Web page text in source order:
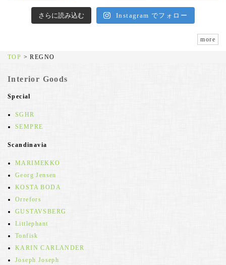
さらに読み込む Instagram でフォロー
more
TOP >REGNO
Interior Goods
Special
SGHR
SEMPRE
Scandinavia
MARIMEKKO
Georg Jensen
KOSTA BODA
Orrefors
GUSTAVSBERG
Littlephant
Tonfisk
KARIN CARLANDER
Joseph Joseph